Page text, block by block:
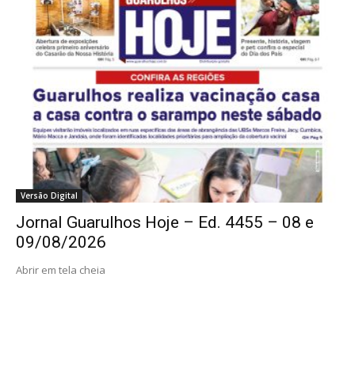
Versão Digital
Jornal Guarulhos Hoje – Ed. 4455 – 08 e
09/08/2026
Abrir em tela cheia